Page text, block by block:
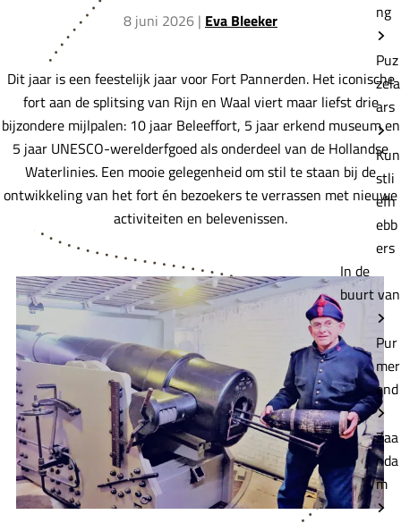
ng
Puz
zela
ars
Kun
stli
efh
ebb
ers
In de
buurt van
Pur
mer
end
Zaa
nda
m
8 juni 2026 | Eva Bleeker
Dit jaar is een feestelijk jaar voor Fort Pannerden. Het iconische
fort aan de splitsing van Rijn en Waal viert maar liefst drie
bijzondere mijlpalen: 10 jaar Beleeffort, 5 jaar erkend museum en
5 jaar UNESCO-werelderfgoed als onderdeel van de Hollandse
Waterlinies. Een mooie gelegenheid om stil te staan bij de
ontwikkeling van het fort én bezoekers te verrassen met nieuwe
activiteiten en belevenissen.